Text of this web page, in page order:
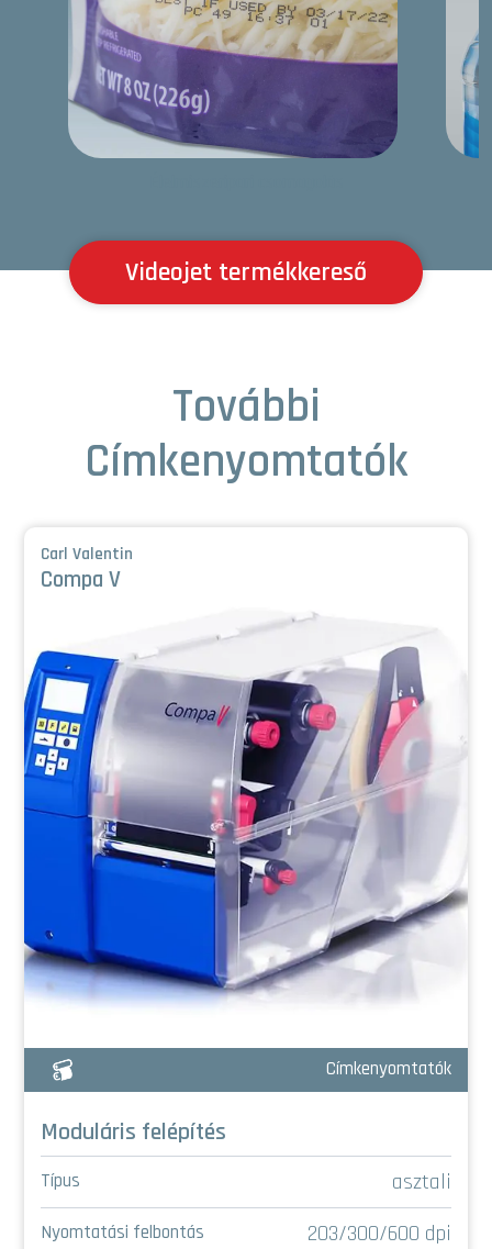
Videojet termékkereső
További
Címkenyomtatók
Carl Valentin
Compa V
Címkenyomtatók
Moduláris felépítés
Típus asztali
Nyomtatási felbontás 203/300/600 dpi